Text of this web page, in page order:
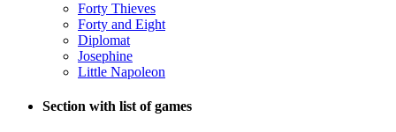
Forty Thieves
Forty and Eight
Diplomat
Josephine
Little Napoleon
Section with list of games